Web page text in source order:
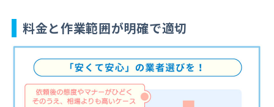
料金と作業範囲が明確で適切